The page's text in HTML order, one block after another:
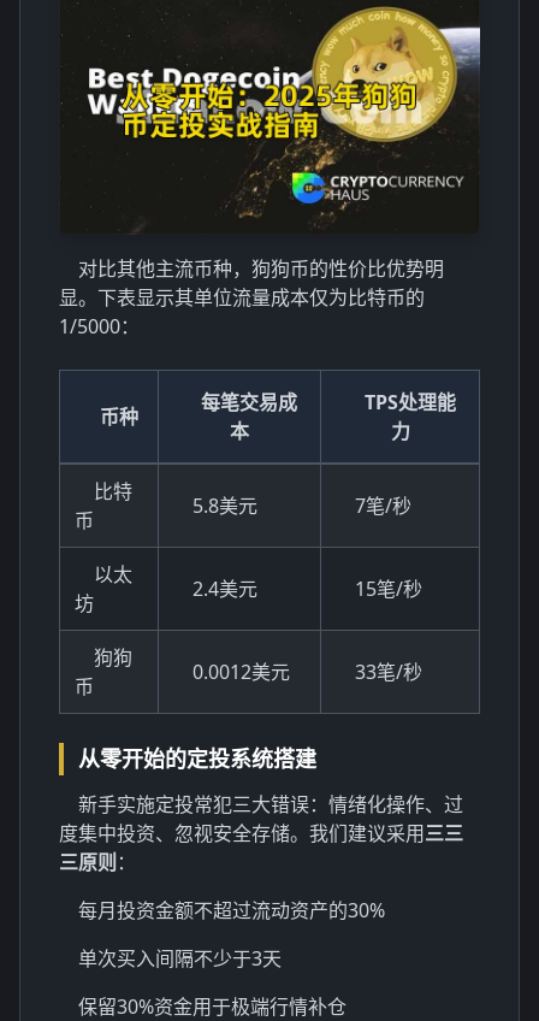
对比其他主流币种，狗狗币的性价比优势明
显。下表显示其单位流量成本仅为比特币的
1/5000：
币种
每笔交易成
本
TPS处理能
力
比特
币
5.8美元 7笔/秒
以太
坊
2.4美元 15笔/秒
狗狗
币
0.0012美元 33笔/秒
从零开始的定投系统搭建
新手实施定投常犯三大错误：情绪化操作、过
度集中投资、忽视安全存储。我们建议采用三三
三原则 ：
每月投资金额不超过流动资产的30%
单次买入间隔不少于3天
保留30%资金用于极端行情补仓